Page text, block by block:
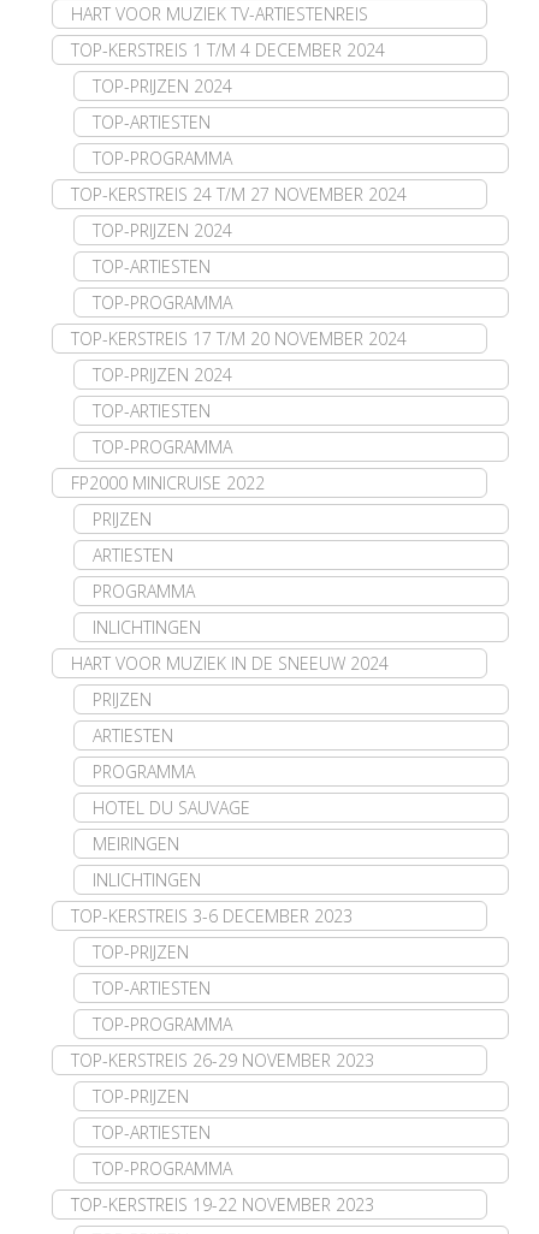
HART VOOR MUZIEK TV-ARTIESTENREIS
TOP-KERSTREIS 1 T/M 4 DECEMBER 2024
TOP-PRIJZEN 2024
TOP-ARTIESTEN
TOP-PROGRAMMA
TOP-KERSTREIS 24 T/M 27 NOVEMBER 2024
TOP-PRIJZEN 2024
TOP-ARTIESTEN
TOP-PROGRAMMA
TOP-KERSTREIS 17 T/M 20 NOVEMBER 2024
TOP-PRIJZEN 2024
TOP-ARTIESTEN
TOP-PROGRAMMA
FP2000 MINICRUISE 2022
PRIJZEN
ARTIESTEN
PROGRAMMA
INLICHTINGEN
HART VOOR MUZIEK IN DE SNEEUW 2024
PRIJZEN
ARTIESTEN
PROGRAMMA
HOTEL DU SAUVAGE
MEIRINGEN
INLICHTINGEN
TOP-KERSTREIS 3-6 DECEMBER 2023
TOP-PRIJZEN
TOP-ARTIESTEN
TOP-PROGRAMMA
TOP-KERSTREIS 26-29 NOVEMBER 2023
TOP-PRIJZEN
TOP-ARTIESTEN
TOP-PROGRAMMA
TOP-KERSTREIS 19-22 NOVEMBER 2023